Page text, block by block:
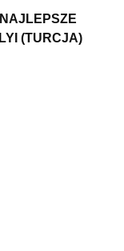
(TURCJA)